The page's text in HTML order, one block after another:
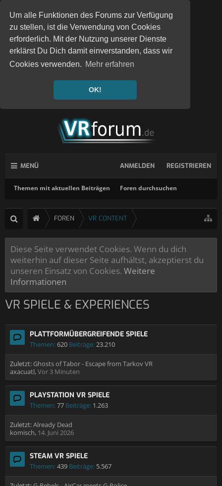
Um alle Funktionen des Forums zur Verfügung
zu stellen, ist die Verwendung von Cookies
erforderlich. Mit der Nutzung unserer Dienste
erklärst Du Dich damit einverstanden, dass wir
Cookies verwenden. Mehr erfahren
OK!
MENÜ
Themen mit aktuellen Beiträgen Foren durchsuchen
ANMELDEN REGISTRIEREN
FOREN VR CONTENT
Diese Seite verwendet Cookies. Wenn du dich
weiterhin auf dieser Seite aufhältst, akzeptierst du
unseren Einsatz von Cookies. Weitere
Informationen
VR SPIELE & EXPERIENCES
PLATTFORMÜBERGREIFENDE SPIELE
Themen:620 Beiträge:23.210
Zuletzt: Ghosts of Tabor - Escape from Tarkov VR
axacuatl,Vor 3 Minuten
PLAYSTATION VR SPIELE
Themen:77 Beiträge: 1.263
Zuletzt:Already Dead
komisch, 14. Juni 2026
STEAM VR SPIELE
Themen:439 Beiträge: 5.567